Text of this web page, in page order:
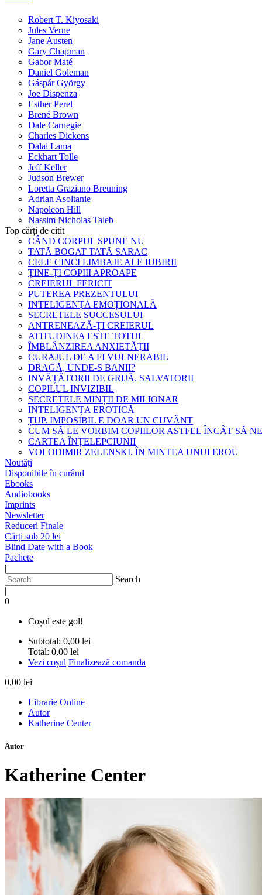
Robert T. Kiyosaki
Jules Verne
Jane Austen
Gary Chapman
Gabor Maté
Daniel Goleman
Gáspár György
Joe Dispenza
Esther Perel
Brené Brown
Dale Carnegie
Charles Dickens
Dalai Lama
Eckhart Tolle
Jeff Keller
Judson Brewer
Loretta Graziano Breuning
Adrian Asoltanie
Napoleon Hill
Nassim Nicholas Taleb
Top cărți de citit
CÂND CORPUL SPUNE NU
TATĂ BOGAT TATĂ SARAC
CELE CINCI LIMBAJE ALE IUBIRII
ȚINE-ȚI COPIII APROAPE
CREIERUL FERICIT
PUTEREA PREZENTULUI
INTELIGENȚA EMOȚIONALĂ
SECRETELE SUCCESULUI
ANTRENEAZĂ-ȚI CREIERUL
ATITUDINEA ESTE TOTUL
ÎMBLÂNZIREA ANXIETĂȚII
CURAJUL DE A FI VULNERABIL
DRAGĂ, UNDE-S BANII?
INVĂȚĂTORII DE GRIJĂ. SALVATORII
COPILUL INVIZIBIL
SECRETELE MINȚII DE MILIONAR
INTELIGENȚA EROTICĂ
ȚUP. IMPOSIBIL E DOAR UN CUVÂNT
CUM SĂ LE VORBIM COPIILOR ASTFEL ÎNCÂT SĂ
CARTEA ÎNȚELEPCIUNII
VOLODIMIR ZELENSKI. ÎN MINTEA UNUI EROU
Noutăți
Disponibile în curând
Ebooks
Audiobooks
Imprints
Newsletter
Reduceri Finale
Cărți sub 20 lei
Blind Date with a Book
Pachete
|
Search
|
0
Coșul este gol!
Subtotal: 0,00 lei
Total: 0,00 lei
Vezi coșul Finalizează comanda
0,00 lei
Librarie Online
Autor
Katherine Center
Autor
Katherine Center